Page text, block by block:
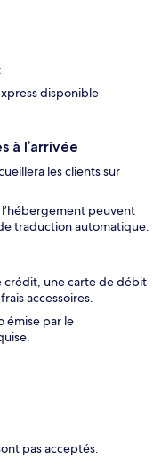
disponible
à l’arrivée
les clients sur
peuvent
traduction automatique.
crédit, une carte de débit
accessoires.
émise par le
pas acceptés.